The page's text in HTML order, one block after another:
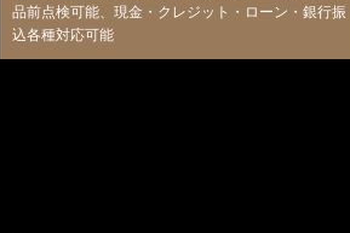
品前点検可能、現金・クレジット・ローン・銀行振
込各種対応可能